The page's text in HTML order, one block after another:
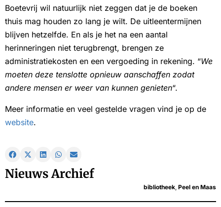
Boetevrij wil natuurlijk niet zeggen dat je de boeken
thuis mag houden zo lang je wilt. De uitleentermijnen
blijven hetzelfde. En als je het na een aantal
herinneringen niet terugbrengt, brengen ze
administratiekosten en een vergoeding in rekening. “We
moeten deze tenslotte opnieuw aanschaffen zodat
andere mensen er weer van kunnen genieten“.
Meer informatie en veel gestelde vragen vind je op de
website.
Nieuws Archief
bibliotheek Peel en Maas